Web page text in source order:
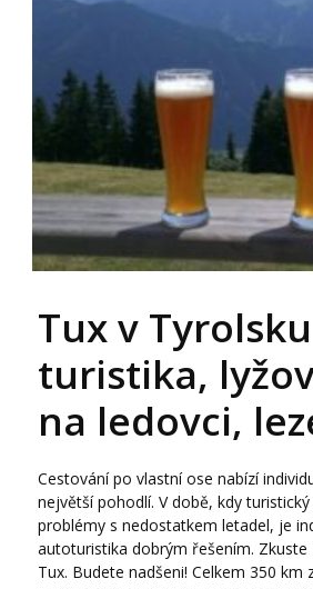
Tux v
turistika,
na ledovci,
Cestování po vlastní ose nabízí
největší pohodlí. V době, kdy
problémy s nedostatkem letadel, je
autoturistika dobrým řešením.
Tux. Budete nadšeni! Celkem 350 km